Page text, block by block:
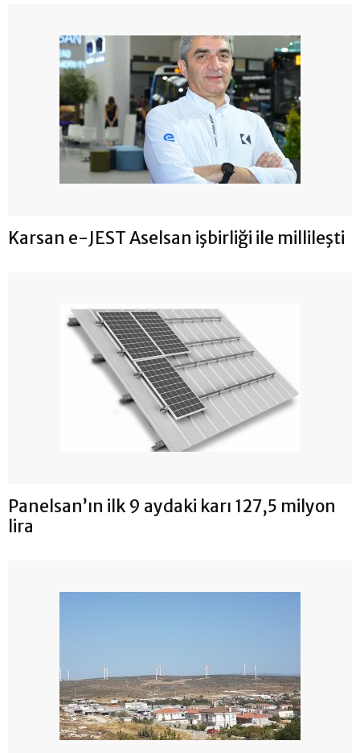
Karsan e-JEST Aselsan işbirliği ile millileşti
Panelsan’ın ilk 9 aydaki karı 127,5 milyon
lira